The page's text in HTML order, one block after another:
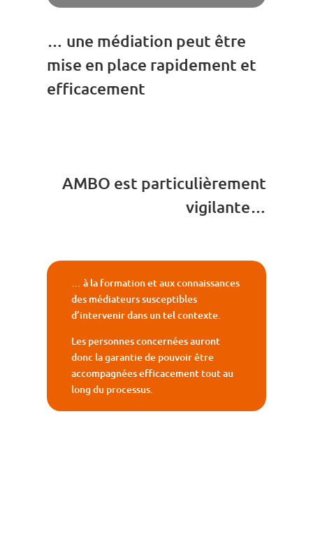
… une médiation peut être
mise en place rapidement et
efficacement
AMBO est particulièrement
vigilante…
… à la formation et aux connaissances
des médiateurs susceptibles
d’intervenir dans un tel contexte.
Les personnes concernées auront
donc la garantie de pouvoir être
accompagnées efficacement tout au
long du processus.